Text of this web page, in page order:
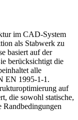
im CAD-System
als Stabwerk zu
basiert auf der
berücksichtigt die
alle
EN 1995-1-1.
auf
die sowohl statische,
Randbedingungen